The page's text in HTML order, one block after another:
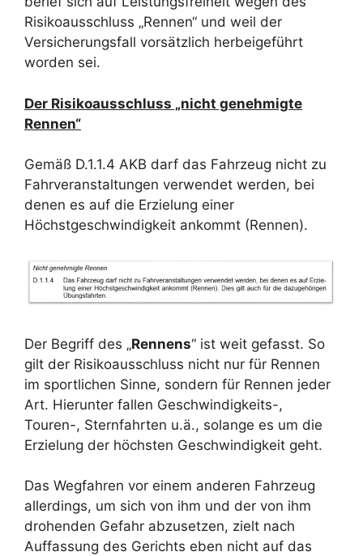
Risikoausschluss „Rennen“ und weil der
Versicherungsfall vorsätzlich herbeigeführt
worden sei.
Der Risikoausschluss „nicht genehmigte
Rennen“
Gemäß D.1.1.4 AKB darf das Fahrzeug nicht zu
Fahrveranstaltungen verwendet werden, bei
denen es auf die Erzielung einer
Höchstgeschwindigkeit ankommt (Rennen).
Der Begriff des „Rennens“ ist weit gefasst. So
gilt der Risikoausschluss nicht nur für Rennen
im sportlichen Sinne, sondern für Rennen jeder
Art. Hierunter fallen Geschwindigkeits-,
Touren-, Sternfahrten u.ä., solange es um die
Erzielung der höchsten Geschwindigkeit geht.
Das Wegfahren vor einem anderen Fahrzeug
allerdings, um sich von ihm und der von ihm
drohenden Gefahr abzusetzen, zielt nach
Auffassung des Gerichts eben nicht auf das